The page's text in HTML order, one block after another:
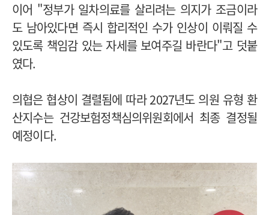
이어 "정부가 일차의료를 살리려는 의지가 조금이라
도 남아있다면 즉시 합리적인 수가 인상이 이뤄질 수
있도록 책임감 있는 자세를 보여주길 바란다"고 덧붙
였다.
의협은 협상이 결렬됨에 따라 2027년도 의원 유형 환
산지수는 건강보험정책심의위원회에서 최종 결정될
예정이다.